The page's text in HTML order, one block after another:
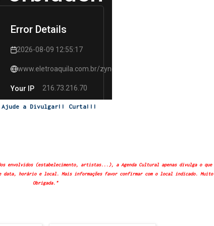
Ajude a Divulgar!! Curta!!!
envolvidos (estabelecimento, artistas...), a Agenda Cultural apenas divulga o que
data, horário e local. Mais informações favor confirmar com o local indicado. Muito
Obrigada."